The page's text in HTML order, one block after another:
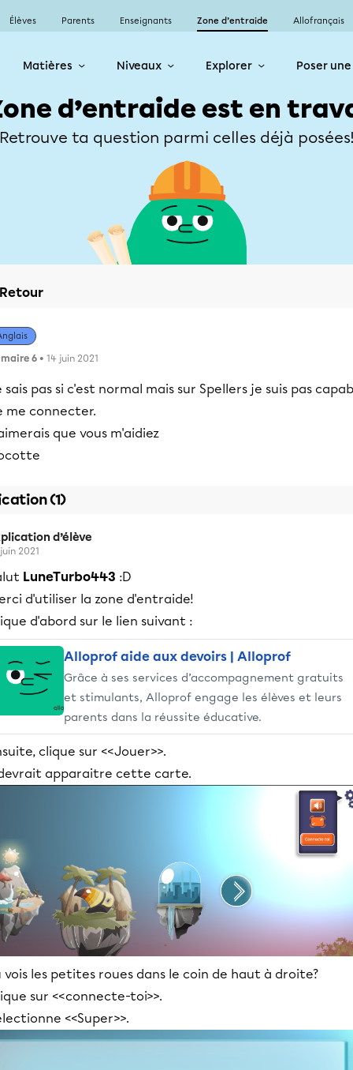
Élèves Parents Enseignants Zone d’entraide Allofrançais
Matières Niveaux Explorer Poser
d’entraide est en
ta question parmi celles déjà
Retour
6 • 14 juin 2021
sais pas si c'est normal mais sur Spellers je suis pas
me connecter.
que vous m'aidiez
(1)
d’élève
2021
LuneTurbo443 :D
d'utiliser la zone d'entraide!
d'abord sur le lien suivant :
Alloprof aide aux devoirs | Alloprof
Grâce à ses services d’accompagnement gratuits
et stimulants, Alloprof engage les élèves et leurs
parents dans la réussite éducative.
clique sur <<Jouer>>.
apparaitre cette carte.
vois les petites roues dans le coin de haut à droite?
sur <<connecte-toi>>.
<<Super>>.